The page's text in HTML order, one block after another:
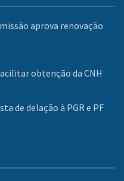
aprova renovação
obtenção da CNH
de delação à PGR e PF